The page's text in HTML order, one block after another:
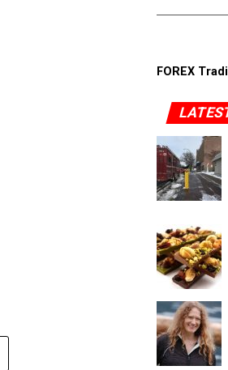
FOREX